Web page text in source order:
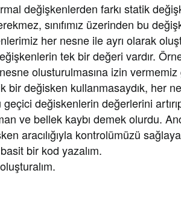
değişkenlerden farkı statik
sınıfımız üzerinden bu
her nesne ile ayrı olarak
tek bir değeri vardır.
olusturulmasına izin
bir değisken kullanmasaydık, her
değiskenlerin değerlerini
ve bellek kaybı demek olurdu.
aracılığıyla kontrolümüzü
bir kod yazalım.